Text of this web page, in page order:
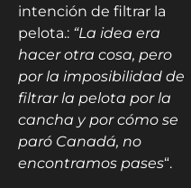
intención de filtrar la
pelota.: “La idea era
hacer otra cosa, pero
por la imposibilidad de
filtrar la pelota por la
cancha y por cómo se
paró Canadá, no
encontramos pases“.